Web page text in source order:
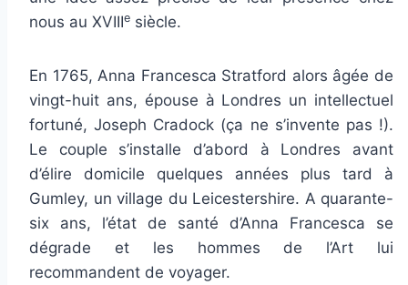
nous au XVIIIe siècle.
En 1765, Anna Francesca Stratford alors âgée de
vingt-huit ans, épouse à Londres un intellectuel
fortuné, Joseph Cradock (ça ne s’invente pas !).
Le couple s’installe d’abord à Londres avant
d’élire domicile quelques années plus tard à
Gumley, un village du Leicestershire. A quarante-
six ans, l’état de santé d’Anna Francesca se
dégrade et les hommes de l’Art lui
recommandent de voyager.